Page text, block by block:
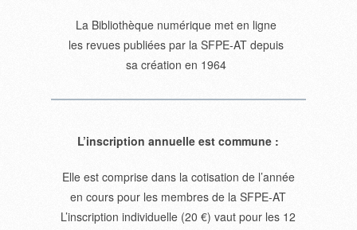
La Bibliothèque numérique met en ligne
les revues publiées par la SFPE-AT depuis
sa création en 1964
L’inscription annuelle est commune :
Elle est comprise dans la cotisation de l’année
en cours pour les membres de la SFPE-AT
L’inscription individuelle (20 €) vaut pour les 12